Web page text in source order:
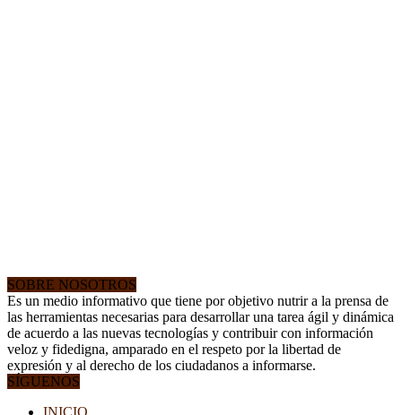
SOBRE NOSOTROS
Es un medio informativo que tiene por objetivo nutrir a la prensa de
las herramientas necesarias para desarrollar una tarea ágil y dinámica
de acuerdo a las nuevas tecnologías y contribuir con información
veloz y fidedigna, amparado en el respeto por la libertad de
expresión y al derecho de los ciudadanos a informarse.
SÍGUENOS
INICIO